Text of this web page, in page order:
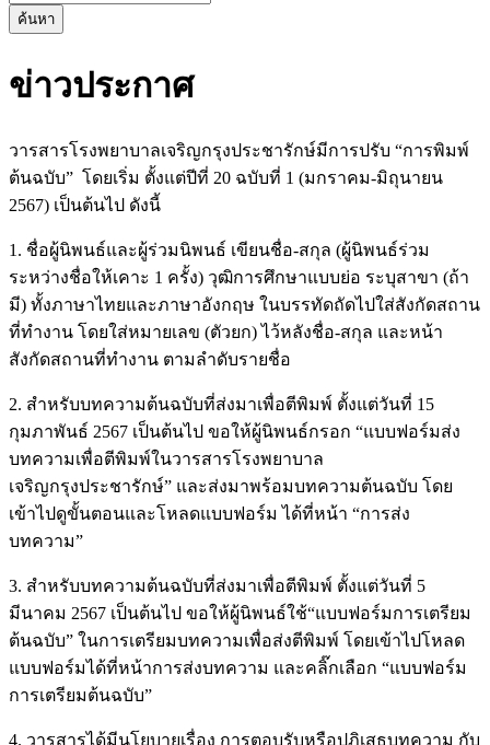
ค้นหา
ข่าวประกาศ
วารสารโรงพยาบาลเจริญกรุงประชารักษ์มีการปรับ “การพิมพ์
ต้นฉบับ” โดยเริ่ม ตั้งแต่ปีที่ 20 ฉบับที่ 1 (มกราคม-มิถุนายน
2567) เป็นต้นไป ดังนี้
1. ชื่อผู้นิพนธ์และผู้ร่วมนิพนธ์ เขียนชื่อ-สกุล (ผู้นิพนธ์ร่วม
ระหว่างชื่อให้เคาะ 1 ครั้ง) วุฒิการศึกษาแบบย่อ ระบุสาขา (ถ้า
มี) ทั้งภาษาไทยและภาษาอังกฤษ ในบรรทัดถัดไปใส่สังกัดสถาน
ที่ทำงาน โดยใส่หมายเลข (ตัวยก) ไว้หลังชื่อ-สกุล และหน้า
สังกัดสถานที่ทำงาน ตามลำดับรายชื่อ
2. สำหรับบทความต้นฉบับที่ส่งมาเพื่อตีพิมพ์ ตั้งแต่วันที่ 15
กุมภาพันธ์ 2567 เป็นต้นไป ขอให้ผู้นิพนธ์กรอก “แบบฟอร์มส่ง
บทความเพื่อตีพิมพ์ในวารสารโรงพยาบาล
เจริญกรุงประชารักษ์” และส่งมาพร้อมบทความต้นฉบับ โดย
เข้าไปดูขั้นตอนและโหลดแบบฟอร์ม ได้ที่หน้า “การส่ง
บทความ”
3. สำหรับบทความต้นฉบับที่ส่งมาเพื่อตีพิมพ์ ตั้งแต่วันที่ 5
มีนาคม 2567 เป็นต้นไป ขอให้ผู้นิพนธ์ใช้“แบบฟอร์มการเตรียม
ต้นฉบับ” ในการเตรียมบทความเพื่อส่งตีพิมพ์ โดยเข้าไปโหลด
แบบฟอร์มได้ที่หน้าการส่งบทความ และคลิ๊กเลือก “แบบฟอร์ม
การเตรียมต้นฉบับ”
4. วารสารได้มีนโยบายเรื่อง การตอบรับหรือปฏิเสธบทความ กับ